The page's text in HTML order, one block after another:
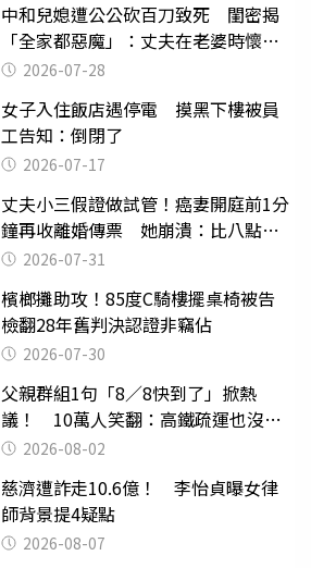
中和兒媳遭公公砍百刀致死 閨密揭
「全家都惡魔」：丈夫在老婆時懷孕
摔東西
2026-07-28
女子入住飯店遇停電 摸黑下樓被員
工告知：倒閉了
2026-07-17
丈夫小三假證做試管！癌妻開庭前1分
鐘再收離婚傳票 她崩潰：比八點檔
還扯2026-07-31
檳榔攤助攻！85度C騎樓擺桌椅被告
檢翻28年舊判決認證非竊佔
2026-07-30
父親群組1句「8／8快到了」掀熱
議！ 10萬人笑翻：高鐵疏運也沒列
父親節
2026-08-02
慈濟遭詐走10.6億！ 李怡貞曝女律
師背景提4疑點
2026-08-07